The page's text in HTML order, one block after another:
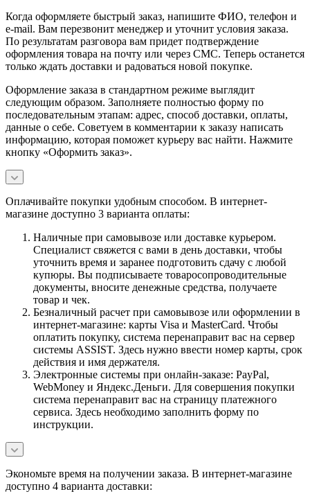
Когда оформляете быстрый заказ, напишите ФИО, телефон и
e-mail. Вам перезвонит менеджер и уточнит условия заказа.
По результатам разговора вам придет подтверждение
оформления товара на почту или через СМС. Теперь останется
только ждать доставки и радоваться новой покупке.
Оформление заказа в стандартном режиме выглядит
следующим образом. Заполняете полностью форму по
последовательным этапам: адрес, способ доставки, оплаты,
данные о себе. Советуем в комментарии к заказу написать
информацию, которая поможет курьеру вас найти. Нажмите
кнопку «Оформить заказ».
Оплачивайте покупки удобным способом. В интернет-
магазине доступно 3 варианта оплаты:
Наличные при самовывозе или доставке курьером.
Специалист свяжется с вами в день доставки, чтобы
уточнить время и заранее подготовить сдачу с любой
купюры. Вы подписываете товаросопроводительные
документы, вносите денежные средства, получаете
товар и чек.
Безналичный расчет при самовывозе или оформлении в
интернет-магазине: карты Visa и MasterCard. Чтобы
оплатить покупку, система перенаправит вас на сервер
системы ASSIST. Здесь нужно ввести номер карты, срок
действия и имя держателя.
Электронные системы при онлайн-заказе: PayPal,
WebMoney и Яндекс.Деньги. Для совершения покупки
система перенаправит вас на страницу платежного
сервиса. Здесь необходимо заполнить форму по
инструкции.
Экономьте время на получении заказа. В интернет-магазине
доступно 4 варианта доставки: